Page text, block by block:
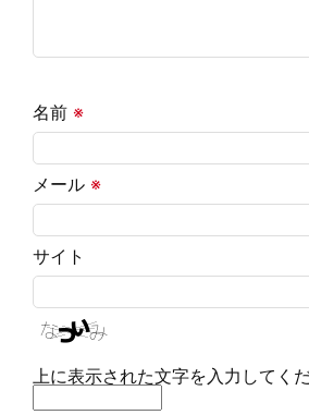
名前 ※
メール ※
サイト
上に表示された文字を入力してくだ